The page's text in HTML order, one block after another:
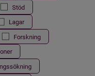
Stöd
Lagar
Forskning